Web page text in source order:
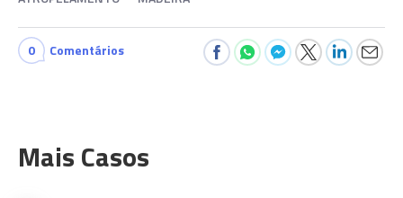
0 Comentários
Mais Casos